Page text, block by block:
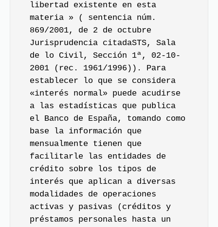
libertad existente en esta
materia » ( sentencia núm.
869/2001, de 2 de octubre
Jurisprudencia citadaSTS, Sala
de lo Civil, Sección 1ª, 02-10-
2001 (rec. 1961/1996)). Para
establecer lo que se considera
«interés normal» puede acudirse
a las estadísticas que publica
el Banco de España, tomando como
base la información que
mensualmente tienen que
facilitarle las entidades de
crédito sobre los tipos de
interés que aplican a diversas
modalidades de operaciones
activas y pasivas (créditos y
préstamos personales hasta un